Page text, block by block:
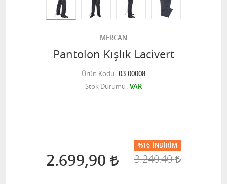
MERCAN
Pantolon Kışlık Lacivert
Ürün Kodu 03.00008
Stok Durumu VAR
2.699,90
%16 İNDIRIM
3.240,40